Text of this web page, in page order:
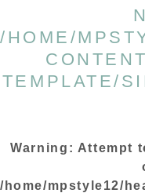
/HOME/
TEMPLATE/
Warning : Attempt
/home/mpstyle12/